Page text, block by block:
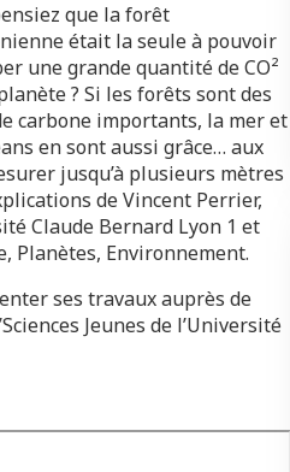
que la forêt
était la seule à pouvoir
une grande quantité de CO²
? Si les forêts sont des
carbone importants, la mer et
en sont aussi grâce… aux
jusqu’à plusieurs mètres
de Vincent Perrier,
Claude Bernard Lyon 1 et
Planètes, Environnement.
ses travaux auprès de
Jeunes de l’Université